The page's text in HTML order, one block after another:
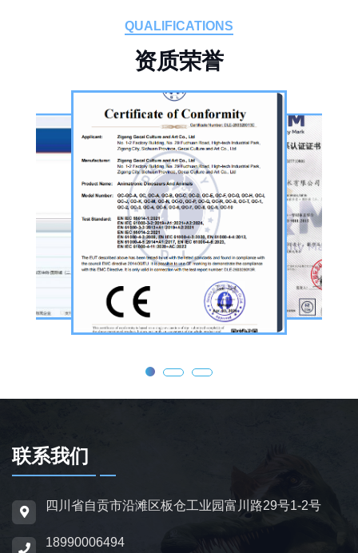
板仓工业园，拥有标准化生产车间、配套生产
品的恐龙制作公司。公司采用按需定制模式，
从前期方案设计、场景规划，到中期原料选
择、工序制作，再到后期运输配送、上门安装
调试，形成全流程服务，可用于主题乐园、文
旅景区、科普展馆、商业广场、大型展会、节
庆活动等场景。
公司核心业务为仿真恐龙制作，产品线涵盖静
态展示、动态互动、游乐体验三类。其中，机
器恐龙结合机械传动、智能控制技术，可实现
眨眼、张嘴吼叫、摆尾、行走、呼吸起伏等动
态效果，皮肤采用环保硅胶材质，还原史前恐
大型雕塑，覆盖霸王龙、三角龙、剑龙、长颈
龙、翼龙等常见品类，同时支持恐龙化石骨架
场景摆放。
为适配亲子游乐场景，公司推出恐龙电动车与
防滑车轮、限速装置及安全扶手，适用于乐
QUALIFICATIONS
资质荣誉
联系我们
四川省自贡市沿滩区板仓工业园富川路29号1-2号
18990006494